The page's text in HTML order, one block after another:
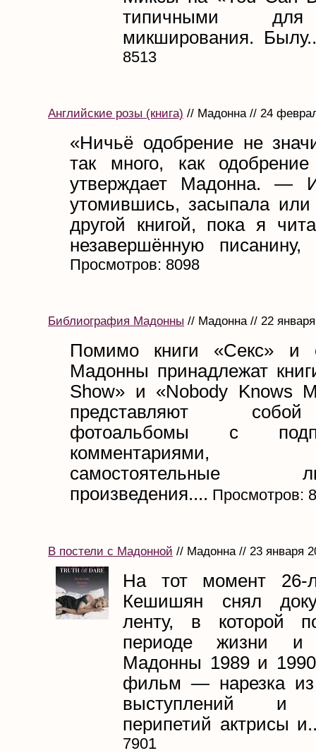
типичными для
микширования.
8513
Английские розы (книга) // Мадонна // 24
«Ничьё одобрение не
так много, как
утверждает Мадонна. —
утомившись, засыпала или
другой книгой, пока я
незавершённую
Просмотров: 8098
Библиография Мадонны // Мадонна // 22
Помимо книги «Секс» и
Мадонны принадлежат
Show» и «Nobody Knows
представляют
фотоальбомы с
комментариями,
самостоятельные
произведения.... Просмотров:
В постели с Мадонной // Мадонна // 23 января
На тот момент 26-
Кешишян снял
ленту, в которой
периоде жизни и
Мадонны 1989 и
фильм — нарезка из
выступлений и
перипетий актрисы
7901